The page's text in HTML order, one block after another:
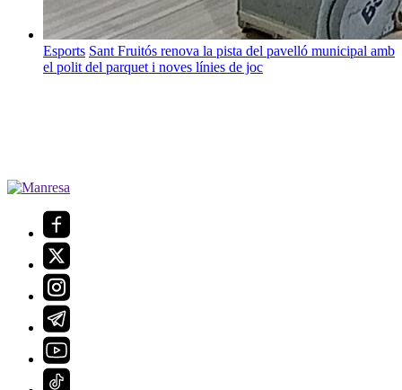
Esports Sant Fruitós renova la pista del pavelló municipal amb
el polit del parquet i noves línies de joc